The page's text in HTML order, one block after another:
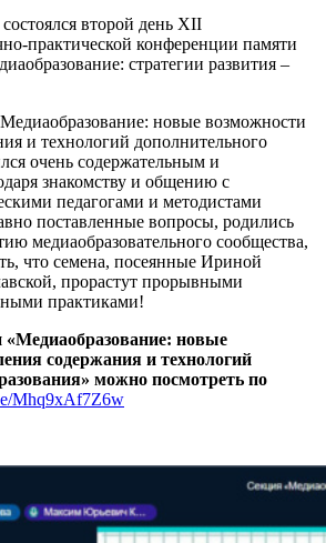
второй день XII
практической конференции памяти
стратегии развития –
новые возможности
и технологий дополнительного
очень содержательным и
знакомству и общению с
педагогами и методистами
поставленные вопросы, родились
медиаобразовательного сообщества,
что семена, посеянные Ириной
прорастут прорывными
практиками!
«Медиаобразование: новые
содержания и технологий
можно посмотреть по
Mhq9xAf7Z6w